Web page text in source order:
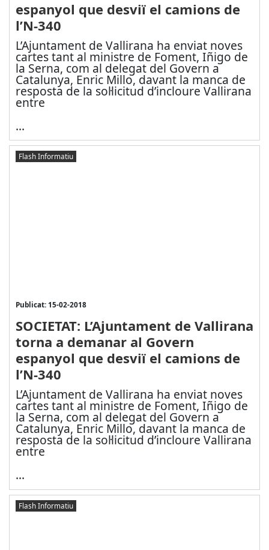
espanyol que desviï el camions de
l’N-340
L’Ajuntament de Vallirana ha enviat noves
cartes tant al ministre de Foment, Iñigo de
la Serna, com al delegat del Govern a
Catalunya, Enric Millo, davant la manca de
resposta de la sol·licitud d’incloure Vallirana
entre
...
Flash Informatiu
Publicat: 15-02-2018
SOCIETAT: L’Ajuntament de Vallirana
torna a demanar al Govern
espanyol que desviï el camions de
l’N-340
L’Ajuntament de Vallirana ha enviat noves
cartes tant al ministre de Foment, Iñigo de
la Serna, com al delegat del Govern a
Catalunya, Enric Millo, davant la manca de
resposta de la sol·licitud d’incloure Vallirana
entre
...
Flash Informatiu